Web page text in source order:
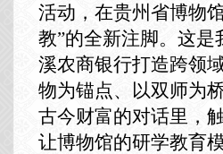
活动，在贵州省博物
教”的全新注脚。这是
溪农商银行打造跨领
物为锚点、以双师为
古今财富的对话里，
让博物馆的研学教育